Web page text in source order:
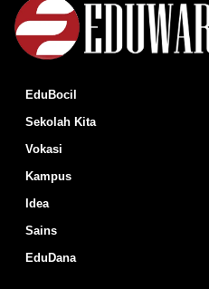
EduBocil
Sekolah Kita
Vokasi
Kampus
Idea
Sains
EduDana